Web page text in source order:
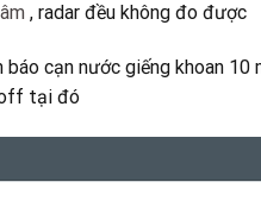
, radar đều không đo được
báo cạn nước giếng khoan
off tại đó